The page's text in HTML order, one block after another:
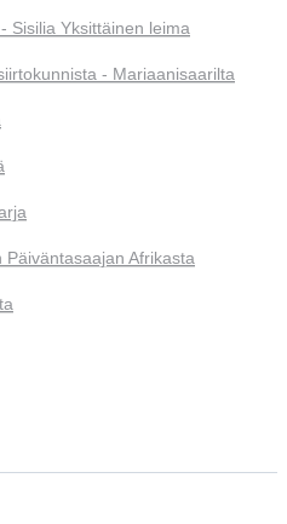
Sisilia Yksittäinen leima
- Mariaanisaarilta
Afrikasta